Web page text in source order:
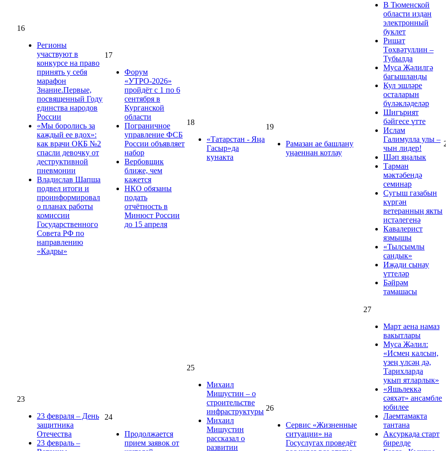
16
Регионы
участвуют в
конкурсе на право
принять у себя
марафон
Знание.Первые,
посвященный Году
единства народов
России
«Мы боролись за
каждый ее вдох»:
как врачи ОКБ №2
спасли девочку от
деструктивной
пневмонии
Владислав Шапша
подвел итоги и
проинформировал
о планах работы
комиссии
Государственного
Совета РФ по
направлению
«Кадры»
17
Форум
«УТРО-2026»
пройдёт с 1 по 6
сентября в
Курганской
области
Пограничное
управление ФСБ
России объявляет
набор
Вербовщик
ближе, чем
кажется
НКО обязаны
подать
отчётность в
Минюст России
до 15 апреля
18
«Татарстан - Яңа
Гасыр»да
кунакта
19
Рамазан ае башлану
уңаеннан котлау
В Тюменской
области издан
электронный
буклет
Ришат
Төхвәтуллин –
Тубылда
Муса Җәлилгә
багышланды
Кул эшләре
осталарын
бүләкләделәр
Шигърият
бәйгесе үтте
Ислам
Галимулла улы –
чын лидер!
Шәп яңалык
Тарман
мәктәбендә
семинар
Сугыш газабын
күргән
ветеранның якты
истәлегенә
Кавалерист
язмышы
«Тылсымлы
сандык»
Иҗади сынау
үттеләр
Бәйрәм
тамашасы
23
23 февраля – День
защитника
Отечества
23 февраль –
24
Продолжается
прием заявок от
25
Михаил
Мишустин – о
строительстве
инфраструктуры
Михаил
Мишустин
рассказал о
развитии
26
Сервис «Жизненные
ситуации» на
Госуслугах проведёт
27
Март аена намаз
вакытлары
Муса Җәлил:
«Исмең калсын,
үзең үлсәң дә,
Тарихларда
укып ятларлык»
«Яшьлеккә
сәяхәт» ансамбле
юбилее
Лаемтамакта
тантана
Аксуркада старт
бирелде